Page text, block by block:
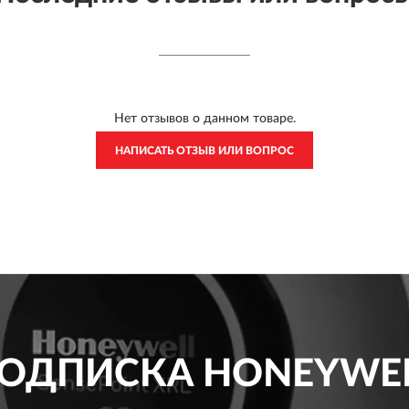
Нет отзывов о данном товаре.
НАПИСАТЬ ОТЗЫВ ИЛИ ВОПРОС